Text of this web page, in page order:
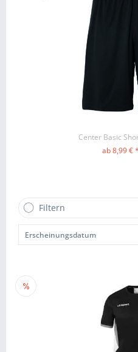
Center Basic
ab 8,99 € *
Filtern